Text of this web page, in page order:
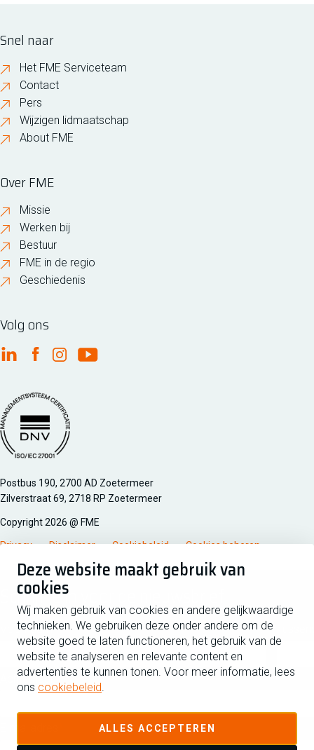
Deze website maakt gebruik van
cookies
Wij maken gebruik van cookies en andere gelijkwaardige
technieken. We gebruiken deze onder andere om de
website goed te laten functioneren, het gebruik van de
website te analyseren en relevante content en
advertenties te kunnen tonen. Voor meer informatie, lees
ons cookiebeleid.
ALLES ACCEPTEREN
Snel naar
Het FME Serviceteam
Contact
Pers
Wijzigen lidmaatschap
About FME
Over FME
Missie
Werken bij
Bestuur
FME in de regio
Geschiedenis
Volg ons
FME Linkedin
FME Facebook
FME Instagram
FME Youtube
Managementsyteem certificatie DNV iso/iec 27001
Postbus 190, 2700 AD Zoetermeer
Zilverstraat 69, 2718 RP Zoetermeer
Copyright 2026 @ FME
Privacy Disclaimer Cookiebeleid Cookies beheren
Schrijf je in voor de nieuwsbrief
Voornaam
Achternaam